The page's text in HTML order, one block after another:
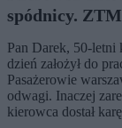
spódnicy.
Pan Darek, 50-letni
dzień założył do
Pasażerowie
odwagi. Inaczej
kierowca dostał